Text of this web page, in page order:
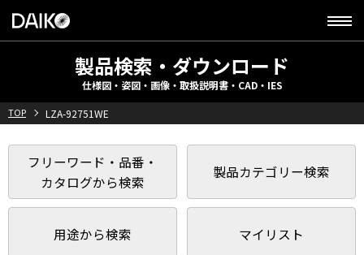
製品検索・ダウンロード
仕様図・姿図・画像・取扱説明書・CAD・IES
TOP LZA-92751WE
フリーワード・品番・
カタログから検索
製品カテゴリー検索
用途から検索 マイリスト